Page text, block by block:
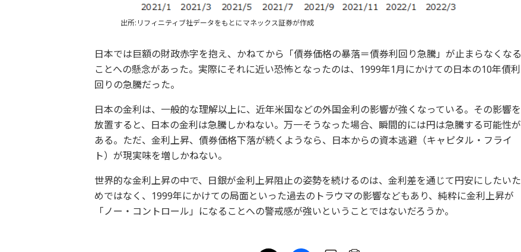
出所:リフィニティブ社データをもとにマネックス証券が作成
日本では巨額の財政赤字を抱え、かねてから「債券価格の暴落＝債券利回り急騰」が止まらなくなる
ことへの懸念があった。実際にそれに近い恐怖となったのは、1999年1月にかけての日本の10年債利
回りの急騰だった。
日本の金利は、一般的な理解以上に、近年米国などの外国金利の影響が強くなっている。その影響を
放置すると、日本の金利は急騰しかねない。万一そうなった場合、瞬間的には円は急騰する可能性が
ある。ただ、金利上昇、債券価格下落が続くようなら、日本からの資本逃避（キャピタル・フライ
ト）が現実味を増しかねない。
世界的な金利上昇の中で、日銀が金利上昇阻止の姿勢を続けるのは、金利差を通じて円安にしたいた
めではなく、1999年にかけての局面といった過去のトラウマの影響などもあり、純粋に金利上昇が
「ノー・コントロール」になることへの警戒感が強いということではないだろうか。